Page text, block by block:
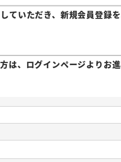
いただき、新規会員登録を
、ログインページよりお進